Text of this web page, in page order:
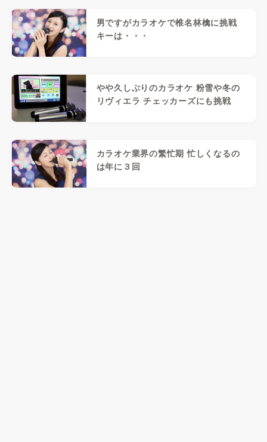
男ですがカラオケで椎名林檎に挑戦
キーは・・・
やや久しぶりのカラオケ 粉雪や冬の
リヴィエラ チェッカーズにも挑戦
カラオケ業界の繁忙期 忙しくなるの
は年に３回